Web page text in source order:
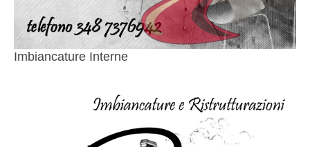
Imbiancature Interne